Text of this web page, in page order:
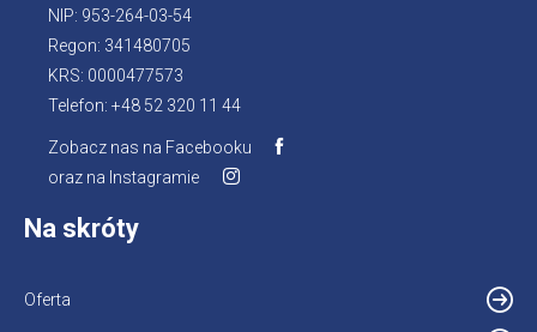
NIP: 953-264-03-54
Regon: 341480705
KRS: 0000477573
Telefon: +48 52 320 11 44
Zobacz nas na Facebooku
oraz na Instagramie
Na skróty
Oferta